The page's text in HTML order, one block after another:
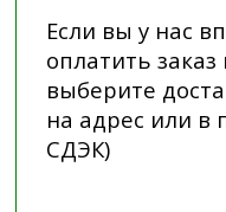
Если вы у нас
оплатить
выберите
на адрес или в
СДЭК)